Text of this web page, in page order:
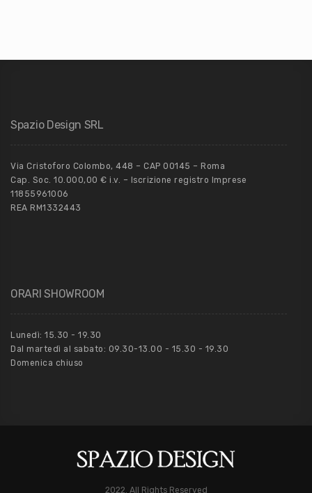
Spazio Design SRL
Via Cristoforo Colombo, 448 – CAP 00145 – Roma
Cap. Soc. 10.000,00 € i.v. – Iscrizione registro Imprese
11855961006
REA RM1332443
ORARI SHOWROOM
Lunedì: 15.30 - 19.30
Dal martedì al sabato: 09.30-13.00 - 15.30 - 19.30
Domenica chiuso
2022. All Rights Reserved